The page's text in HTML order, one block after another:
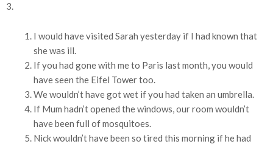
3.
I would have visited Sarah yesterday if I had known that
she was ill.
If you had gone with me to Paris last month, you would
have seen the Eifel Tower too.
We wouldn’t have got wet if you had taken an umbrella.
If Mum hadn’t opened the windows, our room wouldn’t
have been full of mosquitoes.
Nick wouldn’t have been so tired this morning if he had